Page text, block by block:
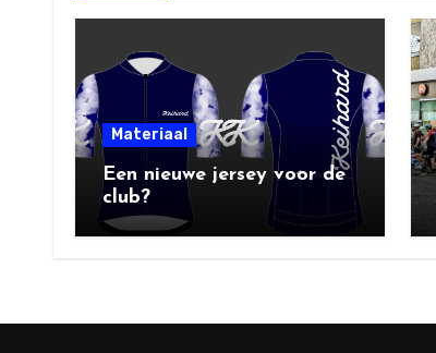
Materiaal
Een nieuwe jersey voor de
club?